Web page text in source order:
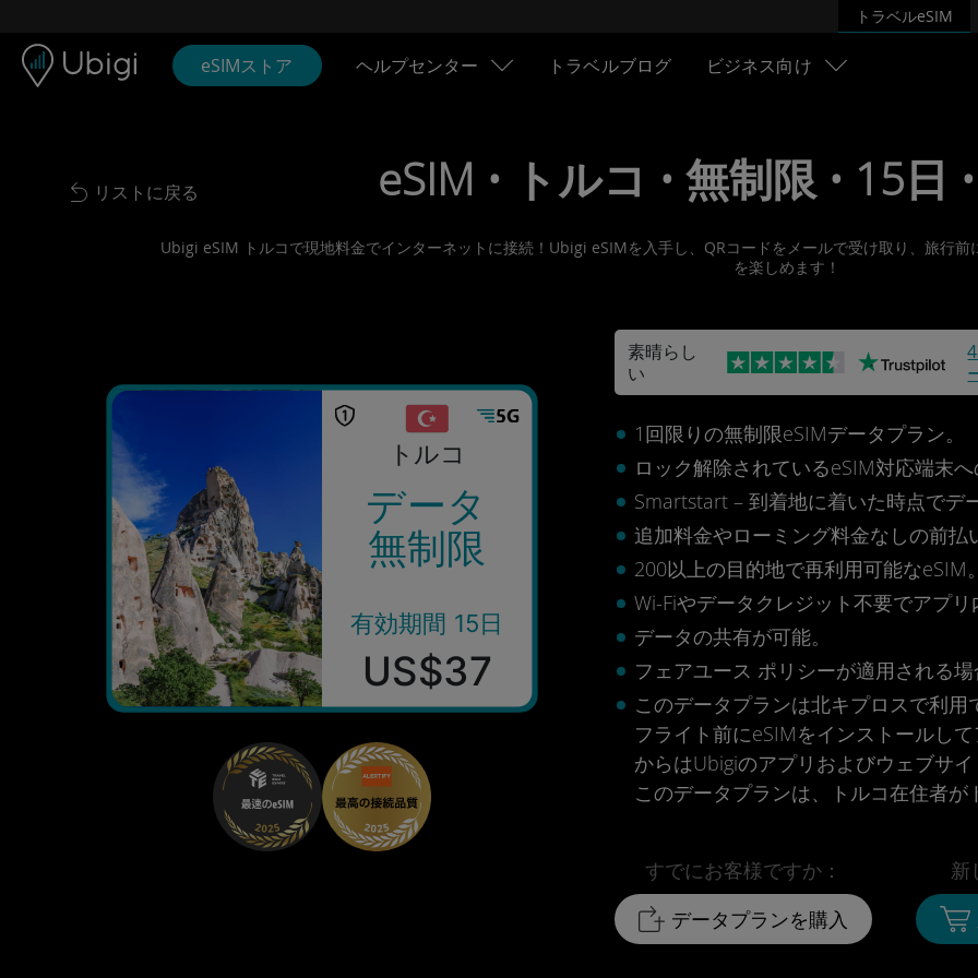
トラベルeSIM
eSIMストア ヘルプセンター トラベルブログ ビジネス向け
Back to list
リストに戻る eSIM • トルコ • 無制限 • 15日
Ubigi eSIM トルコで現地料金でインターネットに接続！Ubigi eSIMを入手し、QRコードをメールで受け取り、旅行
を楽しめます！
トルコ
データ
無制限
有効期間 15日
US$37
素晴らし
い
1回限りの無制限eSIMデータプラン。
ロック解除されているeSIM対応端末
Smartstart – 到着地に着いた時点でデ
追加料金やローミング料金なしの前払
200以上の目的地で再利用可能なeSIM
Wi-Fiやデータクレジット不要でアプ
データの共有が可能。
フェアユース ポリシーが適用される
このデータプランは北キプロスで利用
フライト前にeSIMをインストールし
からはUbigiのアプリおよびウェブサ
このデータプランは、トルコ在住者
すでにお客様ですか：
データプランを購入
新